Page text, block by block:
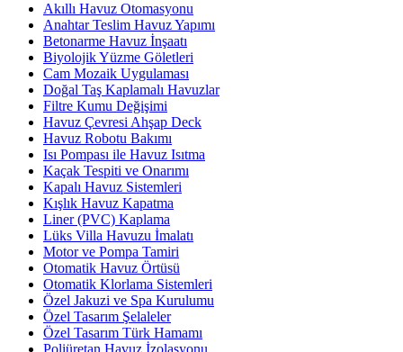
Akıllı Havuz Otomasyonu
Anahtar Teslim Havuz Yapımı
Betonarme Havuz İnşaatı
Biyolojik Yüzme Göletleri
Cam Mozaik Uygulaması
Doğal Taş Kaplamalı Havuzlar
Filtre Kumu Değişimi
Havuz Çevresi Ahşap Deck
Havuz Robotu Bakımı
Isı Pompası ile Havuz Isıtma
Kaçak Tespiti ve Onarımı
Kapalı Havuz Sistemleri
Kışlık Havuz Kapatma
Liner (PVC) Kaplama
Lüks Villa Havuzu İmalatı
Motor ve Pompa Tamiri
Otomatik Havuz Örtüsü
Otomatik Klorlama Sistemleri
Özel Jakuzi ve Spa Kurulumu
Özel Tasarım Şelaleler
Özel Tasarım Türk Hamamı